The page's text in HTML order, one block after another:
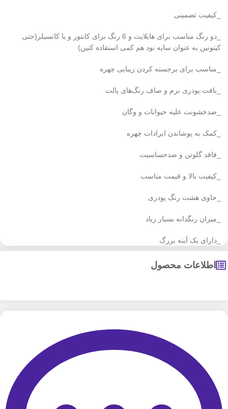
_کیفیت تضمینی
_دو رنگ مناسب برای هایلایت و 6 رنگ برای کانتور و یا کانسیلر(حتی
کیتونین به عنوان سایه نود هم کمی استفاده کنین)
_مناسب برای برجسته کردن زیبایی چهره
_بافت پودری نرم و صاف رنگ‌های پالت
_ضدخشونت علیه حیوانات و وگان
_کمک به پوشاندن ایرادات چهره
_فاقد گلوتن و ضدحساسیت
_کیفیت بالا و قیمت مناسب
_حاوی هشت رنگ پودری
_میزان رنگدانه بسیار زیاد
_دارای یک آینه بزرگ
اطلاعات محصول